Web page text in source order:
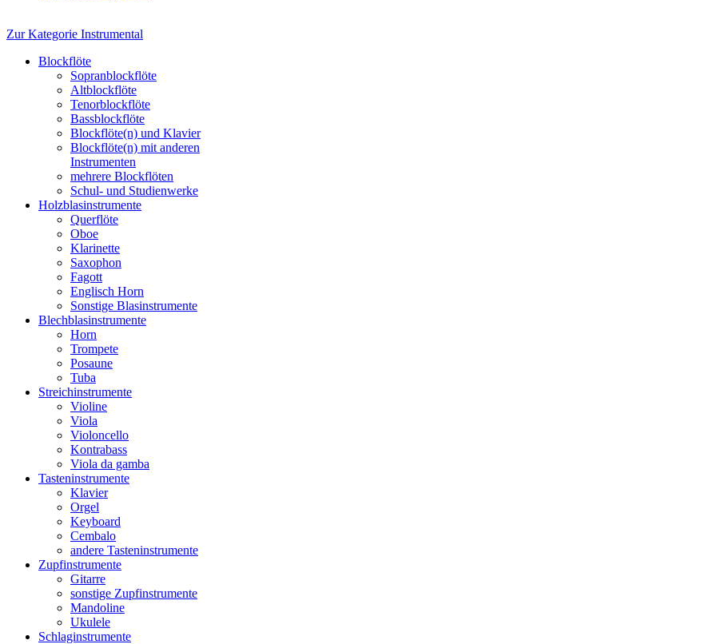
Zur Kategorie Instrumental
Blockflöte
Sopranblockflöte
Altblockflöte
Tenorblockflöte
Bassblockflöte
Blockflöte(n) und Klavier
Blockflöte(n) mit anderen
Instrumenten
mehrere Blockflöten
Schul- und Studienwerke
Holzblasinstrumente
Querflöte
Oboe
Klarinette
Saxophon
Fagott
Englisch Horn
Sonstige Blasinstrumente
Blechblasinstrumente
Horn
Trompete
Posaune
Tuba
Streichinstrumente
Violine
Viola
Violoncello
Kontrabass
Viola da gamba
Tasteninstrumente
Klavier
Orgel
Keyboard
Cembalo
andere Tasteninstrumente
Zupfinstrumente
Gitarre
sonstige Zupfinstrumente
Mandoline
Ukulele
Schlaginstrumente